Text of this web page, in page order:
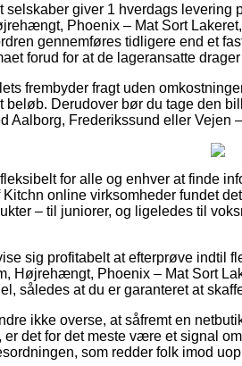
selskaber giver 1 hverdags
Phoenix – Mat Sort
gennemføres tidligere end et
forud for at de lageransatte
frembyder fragt uden
beløb. Derudover bør du tage den
Aalborg, Frederikssund eller
for alle og enhver at finde
Kitchn online virksomheder fundet
– til juniorer, og ligeledes til
sig profitabelt at efterprøve indtil
Højrehængt, Phoenix – Mat Sort
således at du er garanteret at
ikke overse, at såfremt en
det for det meste være et signal
som redder folk imod